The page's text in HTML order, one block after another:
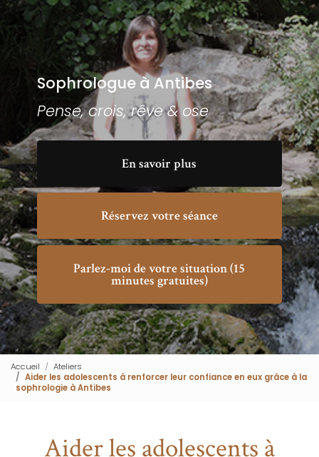
Sophrologue à Antibes
Pense, crois, rêve & ose
En savoir plus
Réservez votre séance
Parlez-moi de votre situation (15
minutes gratuites)
Accueil
Ateliers
Aider les adolescents à renforcer leur confiance en eux grâce à la
sophrologie à Antibes
Aider les adolescents à